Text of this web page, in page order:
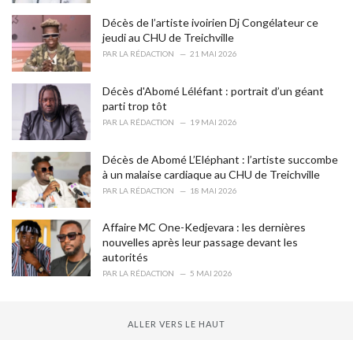
Décès de l’artiste ivoirien Dj Congélateur ce
jeudi au CHU de Treichville
PAR LA RÉDACTION 21 MAI 2026
Décès d'Abomé Léléfant : portrait d’un géant
parti trop tôt
PAR LA RÉDACTION 19 MAI 2026
Décès de Abomé L’Eléphant : l’artiste succombe
à un malaise cardiaque au CHU de Treichville
PAR LA RÉDACTION 18 MAI 2026
Affaire MC One-Kedjevara : les dernières
nouvelles après leur passage devant les
autorités
PAR LA RÉDACTION 5 MAI 2026
ALLER VERS LE HAUT